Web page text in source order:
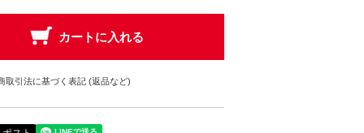
取引法に基づく表記 (返品など)